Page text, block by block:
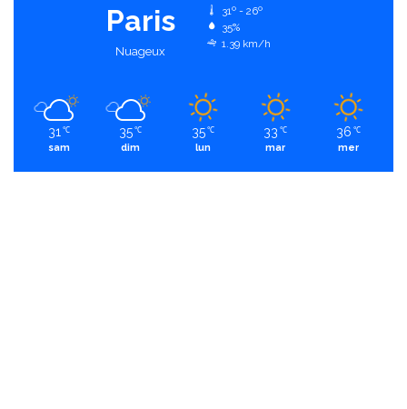
Paris
Nuageux
31º - 26º
35%
1.39 km/h
31 ℃
sam
35 ℃
dim
35 ℃
lun
33 ℃
mar
36 ℃
mer